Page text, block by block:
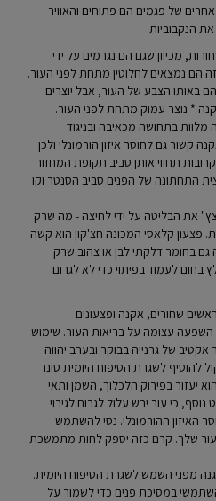
של פגמים הם פתוחים והאוויר
מכיוון שגם הם נגרמים על ידי
נמצאים לחלוטין מתחת לפני העור.
באותו הצבע של העור, אבל יוצרים
נוצר עמוק מתחת לפני העור.
בתחושה מכאיבה ובניגוד
גם לחוסר איזון הורמונלי ולכן
תחווי אותן סביב תקופת המחזור
של הפנים סביב הסנטר וקו
את הבליטה על ידי לחיצה - מה שרק
קלאסי המכונה חצ'קון הוא קשה
בחומר דלקתי לבן או צהוב שרק
לעמוד בפיתוי כדי לא לגרום
שחורים, אקנה ופצעונים
עצומה על בריאות העור. שימוש
של גרנייה בבוקר ובערב יהווה
לשגרת הטיפוח היומית טונר
בפירוק הלכלוך, השמן ותאי
כי עור יבש עלול לגרום לגירוי
ההורמונלי. נסי להשתמש
שלך. קרם כזה יספק לחות מתמשכת
השמש לשגרת הטיפוח היומית.
במסיכת פנים כדי לשמור על